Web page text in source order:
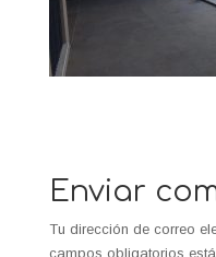
Enviar
Tu dirección de correo
campos obligatorios